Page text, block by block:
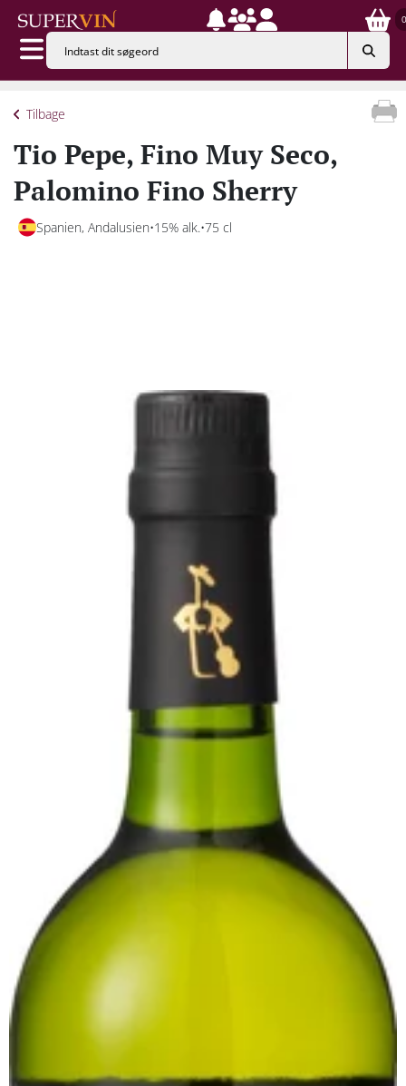
0
Tilbage
Tio Pepe, Fino Muy Seco,
Palomino Fino Sherry
Spanien, Andalusien 15% alk. 75 cl